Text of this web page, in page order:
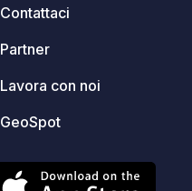
Contattaci
Partner
Lavora con noi
GeoSpot